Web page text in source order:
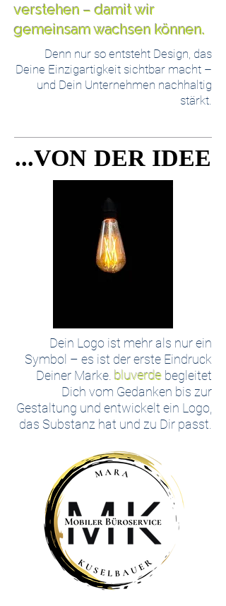
verstehen – damit wir
gemeinsam wachsen können.
Denn nur so entsteht Design, das
Deine Einzigartigkeit sichtbar macht –
und Dein Unternehmen nachhaltig
stärkt.
...VON DER IDEE
...VON DER IDEE
Dein Logo ist mehr als nur ein
Symbol – es ist der erste Eindruck
Deiner Marke. bluverde begleitet
Dich vom Gedanken bis zur
Gestaltung und entwickelt ein Logo,
das Substanz hat und zu Dir passt.